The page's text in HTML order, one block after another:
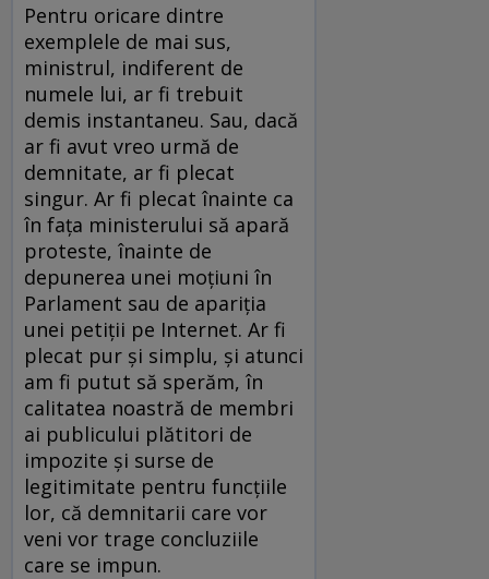
Pentru oricare dintre
exemplele de mai sus,
ministrul, indiferent de
numele lui, ar fi trebuit
demis instantaneu. Sau, dacă
ar fi avut vreo urmă de
demnitate, ar fi plecat
singur. Ar fi plecat înainte ca
în fața ministerului să apară
proteste, înainte de
depunerea unei moțiuni în
Parlament sau de apariția
unei petiții pe Internet. Ar fi
plecat pur și simplu, și atunci
am fi putut să sperăm, în
calitatea noastră de membri
ai publicului plătitori de
impozite și surse de
legitimitate pentru funcțiile
lor, că demnitarii care vor
veni vor trage concluziile
care se impun.